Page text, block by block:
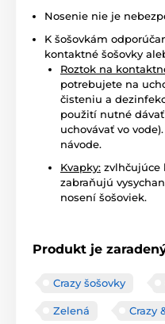
Nosenie nie je
K šošovkám
kontaktné šošovky
Roztok na
potrebujete na
čisteniu a
použití nutné
uchovávať vo
návode.
Kvapky: zvlhčujúce
zabraňujú
nosení šošoviek.
Produkt je
Crazy šošovky
Zelená Crazy